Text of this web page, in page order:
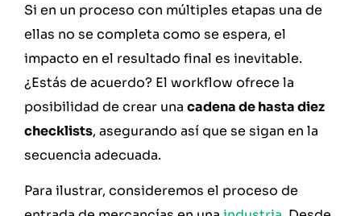
Si en un proceso con múltiples etapas una de
ellas no se completa como se espera, el
impacto en el resultado final es inevitable.
¿Estás de acuerdo? El workflow ofrece la
posibilidad de crear una cadena de hasta diez
checklists, asegurando así que se sigan en la
secuencia adecuada.
Para ilustrar, consideremos el proceso de